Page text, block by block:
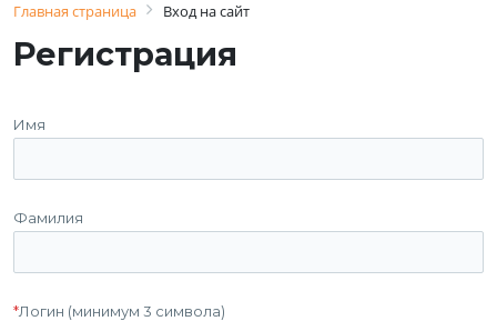
Главная страница Вход на сайт
Регистрация
Имя
Фамилия
*Логин (минимум 3 символа)